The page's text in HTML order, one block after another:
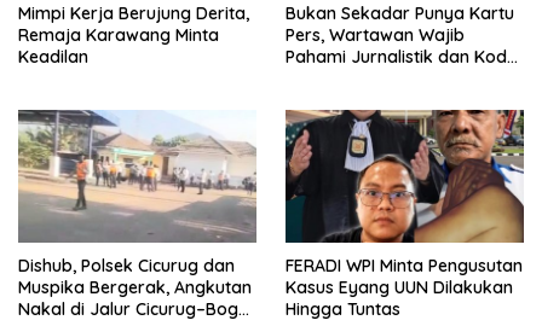
Mimpi Kerja Berujung Derita,
Remaja Karawang Minta
Keadilan
Bukan Sekadar Punya Kartu
Pers, Wartawan Wajib
Pahami Jurnalistik dan Kode
Dishub, Polsek Cicurug dan
Muspika Bergerak, Angkutan
Nakal di Jalur Cicurug–Bogor
FERADI WPI Minta Pengusutan
Kasus Eyang UUN Dilakukan
Hingga Tuntas